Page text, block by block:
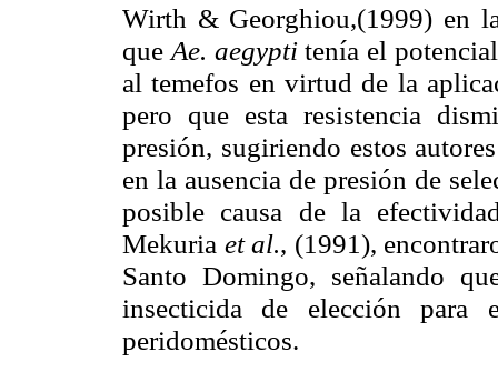
Wirth & Georghiou,(1999) en
que Ae. aegyptitenía el
al temefos en virtud de la
pero que esta resistencia
presión, sugiriendo estos
en la ausencia de presión de
posible causa de la
Mekuria et al., (1991),
Santo Domingo, señalando
insecticida de elección
peridomésticos.